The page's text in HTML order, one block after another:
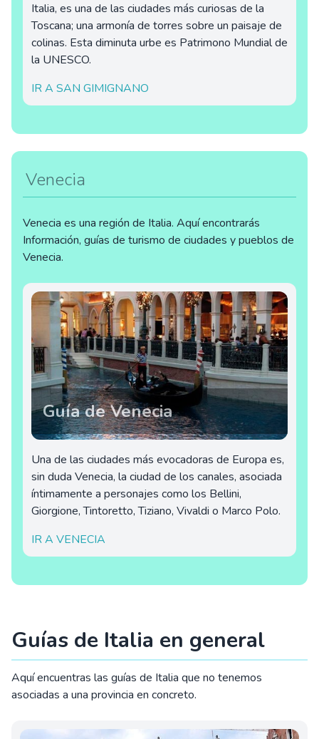
Italia, es una de las ciudades más curiosas de la
Toscana; una armonía de torres sobre un paisaje de
colinas. Esta diminuta urbe es Patrimono Mundial de
la UNESCO.
IR A SAN GIMIGNANO
Venecia
Venecia es una región de Italia. Aquí encontrarás
Información, guías de turismo de ciudades y pueblos de
Venecia.
Guía de Venecia
Una de las ciudades más evocadoras de Europa es,
sin duda Venecia, la ciudad de los canales, asociada
íntimamente a personajes como los Bellini,
Giorgione, Tintoretto, Tiziano, Vivaldi o Marco Polo.
IR A VENECIA
Guías de Italia en general
Aquí encuentras las guías de Italia que no tenemos
asociadas a una provincia en concreto.